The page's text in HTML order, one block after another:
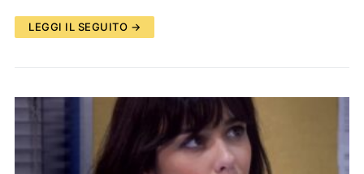
LEGGI IL SEGUITO →